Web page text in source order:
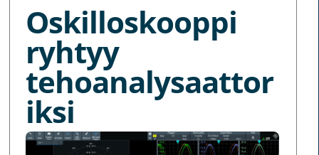
Oskilloskooppi
ryhtyy
tehoanalysaattor
iksi